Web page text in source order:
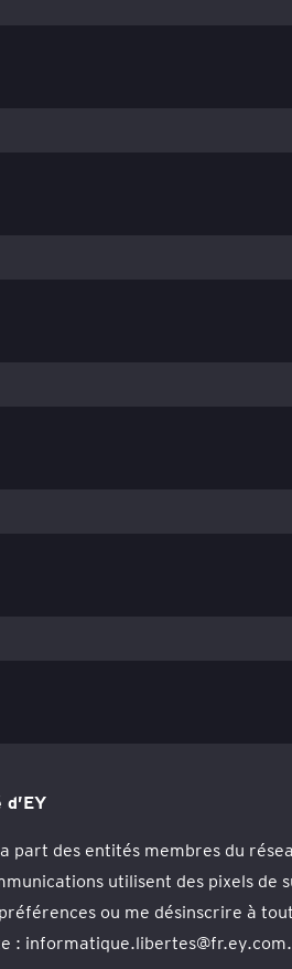
des entités membres du
utilisent des pixels de
ou me désinscrire à
: informatique.libertes@fr.ey.com.